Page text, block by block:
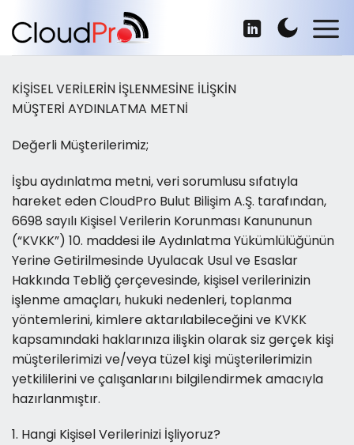
atla
KİŞİSEL VERİLERİN İŞLENMESİNE İLİŞKİN
MÜŞTERİ AYDINLATMA METNİ
Değerli Müşterilerimiz;
İşbu aydınlatma metni, veri sorumlusu sıfatıyla
hareket eden CloudPro Bulut Bilişim A.Ş. tarafından,
6698 sayılı Kişisel Verilerin Korunması Kanununun
(“KVKK”) 10. maddesi ile Aydınlatma Yükümlülüğünün
Yerine Getirilmesinde Uyulacak Usul ve Esaslar
Hakkında Tebliğ çerçevesinde, kişisel verilerinizin
işlenme amaçları, hukuki nedenleri, toplanma
yöntemlerini, kimlere aktarılabileceğini ve KVKK
kapsamındaki haklarınıza ilişkin olarak siz gerçek kişi
müşterilerimizi ve/veya tüzel kişi müşterilerimizin
yetkililerini ve çalışanlarını bilgilendirmek amacıyla
hazırlanmıştır.
1. Hangi Kişisel Verilerinizi İşliyoruz?